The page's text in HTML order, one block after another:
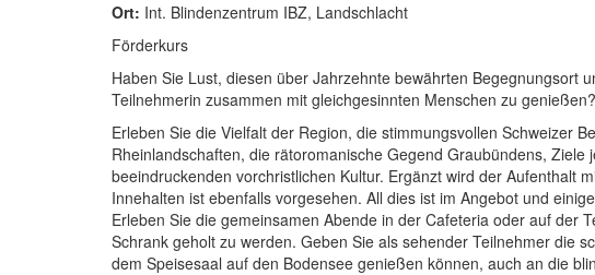
Ort: Int. Blindenzentrum IBZ, Landschlacht
Förderkurs
Haben Sie Lust, diesen über Jahrzehnte bewährten Begegnungsort
Teilnehmerin zusammen mit gleichgesinnten Menschen zu genießen?
Erleben Sie die Vielfalt der Region, die stimmungsvollen Schweizer
Rheinlandschaften, die rätoromanische Gegend Graubündens, Ziele
beeindruckenden vorchristlichen Kultur. Ergänzt wird der Aufenthalt
Innehalten ist ebenfalls vorgesehen. All dies ist im Angebot und
Erleben Sie die gemeinsamen Abende in der Cafeteria oder auf der
Schrank geholt zu werden. Geben Sie als sehender Teilnehmer die
dem Speisesaal auf den Bodensee genießen können, auch an die